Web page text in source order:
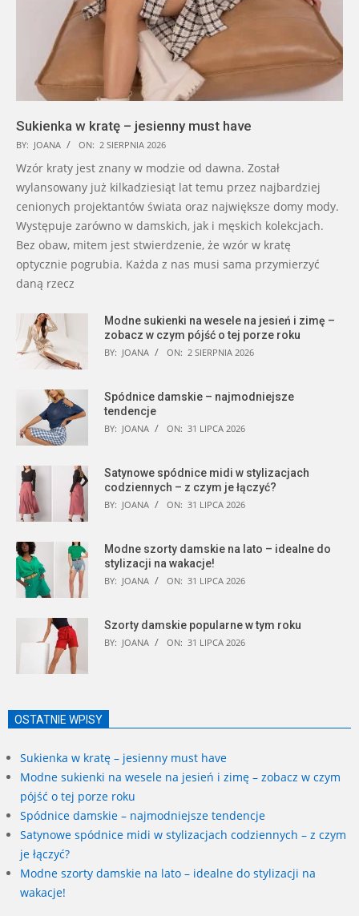
Sukienka w kratę – jesienny must have
BY: JOANA ON: 2 SIERPNIA 2026
Wzór kraty jest znany w modzie od dawna. Został
wylansowany już kilkadziesiąt lat temu przez najbardziej
cenionych projektantów świata oraz największe domy mody.
Występuje zarówno w damskich, jak i męskich kolekcjach.
Bez obaw, mitem jest stwierdzenie, że wzór w kratę
optycznie pogrubia. Każda z nas musi sama przymierzyć
daną rzecz
Modne sukienki na wesele na jesień i zimę –
zobacz w czym pójść o tej porze roku
BY: JOANA ON: 2 SIERPNIA 2026
Spódnice damskie – najmodniejsze
tendencje
BY: JOANA ON: 31 LIPCA 2026
Satynowe spódnice midi w stylizacjach
codziennych – z czym je łączyć?
BY: JOANA ON: 31 LIPCA 2026
Modne szorty damskie na lato – idealne do
stylizacji na wakacje!
BY: JOANA ON: 31 LIPCA 2026
Szorty damskie popularne w tym roku
BY: JOANA ON: 31 LIPCA 2026
OSTATNIE WPISY
Sukienka w kratę – jesienny must have
Modne sukienki na wesele na jesień i zimę – zobacz w czym
pójść o tej porze roku
Spódnice damskie – najmodniejsze tendencje
Satynowe spódnice midi w stylizacjach codziennych – z czym
je łączyć?
Modne szorty damskie na lato – idealne do stylizacji na
wakacje!